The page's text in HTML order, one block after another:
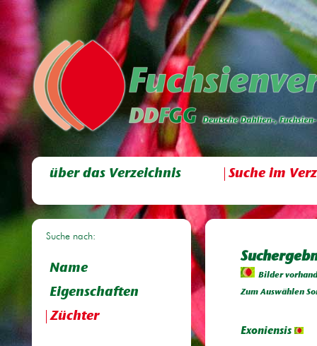
über das Verzeichnis Suche im
Suche nach:
Name
Eigenschaften
Züchter
Bilder
Zum Auswählen
Exoniensis